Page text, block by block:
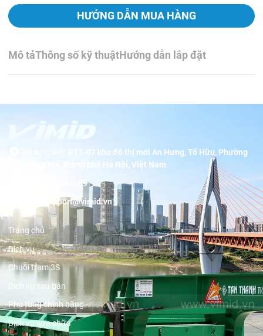
HƯỚNG DẪN MUA HÀNG
Mô tảThông số kỹ thuậtHướng dẫn lắp đặt
BT1-07 khu đô thị mới An Hưng, Tố Hữu, Phường
Dương Nội, thành phố Hà Nội, Việt Nam
19001089
support@vimid.vn
Trang chủ
Dịch vụ
Chuỗi trạm 3S
Dịch vụ sau bán
Phụ tùng chính hãng
Dịch vụ sửa chữa